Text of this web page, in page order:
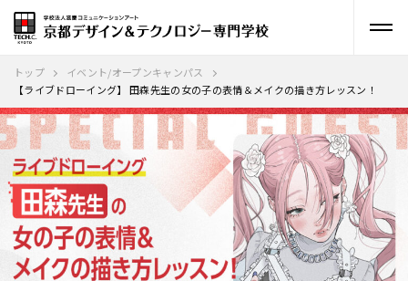
トップ
イベント/オープンキャンパス
【ライブドローイング】 田森先生の女の子の表情＆メイクの描き方レッスン！